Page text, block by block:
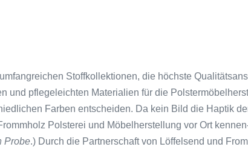
Stoffkollektionen, die höchste
und pflegeleichten Materialien für die
Farben entscheiden. Da kein Bild die Haptik
Polsterei und Möbelherstellung vor Ort
Probe.) Durch die Partnerschaft von Löffelsend und